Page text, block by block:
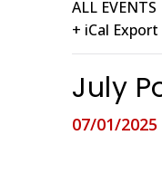
ALL EVENTS
+ iCal Export
July
07/01/2025